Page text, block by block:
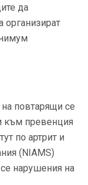
да
организират
повтарящи се
към превенция
по артрит и
(NIAMS)
нарушения на